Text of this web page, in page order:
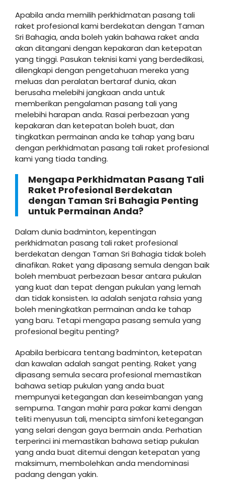
Apabila anda memilih perkhidmatan pasang tali
raket profesional kami berdekatan dengan Taman
Sri Bahagia, anda boleh yakin bahawa raket anda
akan ditangani dengan kepakaran dan ketepatan
yang tinggi. Pasukan teknisi kami yang berdedikasi,
dilengkapi dengan pengetahuan mereka yang
meluas dan peralatan bertaraf dunia, akan
berusaha melebihi jangkaan anda untuk
memberikan pengalaman pasang tali yang
melebihi harapan anda. Rasai perbezaan yang
kepakaran dan ketepatan boleh buat, dan
tingkatkan permainan anda ke tahap yang baru
dengan perkhidmatan pasang tali raket profesional
kami yang tiada tanding.
Mengapa Perkhidmatan Pasang Tali
Raket Profesional Berdekatan
dengan Taman Sri Bahagia Penting
untuk Permainan Anda?
Dalam dunia badminton, kepentingan
perkhidmatan pasang tali raket profesional
berdekatan dengan Taman Sri Bahagia tidak boleh
dinafikan. Raket yang dipasang semula dengan baik
boleh membuat perbezaan besar antara pukulan
yang kuat dan tepat dengan pukulan yang lemah
dan tidak konsisten. Ia adalah senjata rahsia yang
boleh meningkatkan permainan anda ke tahap
yang baru. Tetapi mengapa pasang semula yang
profesional begitu penting?
Apabila berbicara tentang badminton, ketepatan
dan kawalan adalah sangat penting. Raket yang
dipasang semula secara profesional memastikan
bahawa setiap pukulan yang anda buat
mempunyai ketegangan dan keseimbangan yang
sempurna. Tangan mahir para pakar kami dengan
teliti menyusun tali, mencipta simfoni ketegangan
yang selari dengan gaya bermain anda. Perhatian
terperinci ini memastikan bahawa setiap pukulan
yang anda buat ditemui dengan ketepatan yang
maksimum, membolehkan anda mendominasi
padang dengan yakin.